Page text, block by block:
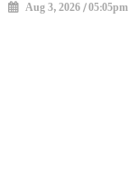
Aug 3, 2026 / 05:05pm